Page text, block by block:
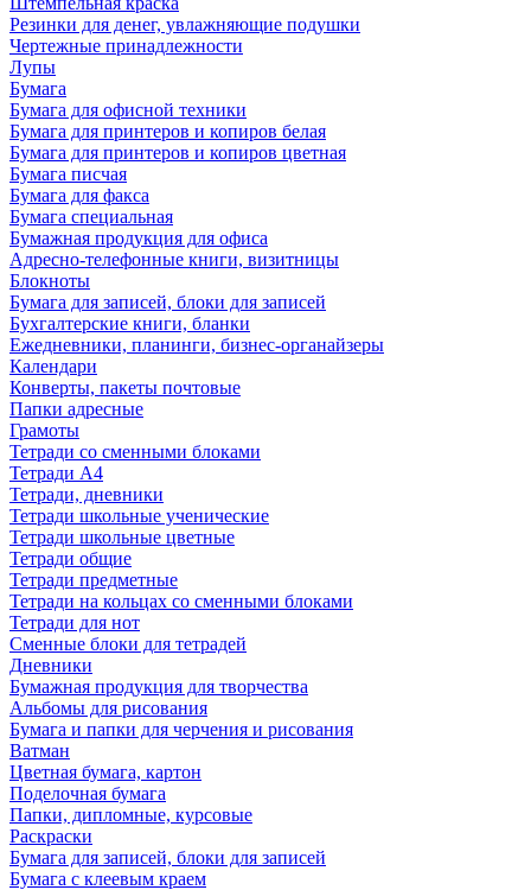
Резинки для денег, увлажняющие подушки
Чертежные принадлежности
Лупы
Бумага
Бумага для офисной техники
Бумага для принтеров и копиров белая
Бумага для принтеров и копиров цветная
Бумага писчая
Бумага для факса
Бумага специальная
Бумажная продукция для офиса
Адресно-телефонные книги, визитницы
Блокноты
Бумага для записей, блоки для записей
Бухгалтерские книги, бланки
Ежедневники, планинги, бизнес-органайзеры
Календари
Конверты, пакеты почтовые
Папки адресные
Грамоты
Тетради со сменными блоками
Тетради А4
Тетради, дневники
Тетради школьные ученические
Тетради школьные цветные
Тетради общие
Тетради предметные
Тетради на кольцах со сменными блоками
Тетради для нот
Сменные блоки для тетрадей
Дневники
Бумажная продукция для творчества
Альбомы для рисования
Бумага и папки для черчения и рисования
Ватман
Цветная бумага, картон
Поделочная бумага
Папки, дипломные, курсовые
Раскраски
Бумага для записей, блоки для записей
Бумага с клеевым краем